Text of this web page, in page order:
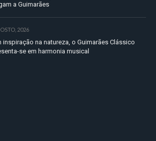
a Guimarães
2026
inspiração na natureza, o Guimarães Clássico
se em harmonia musical